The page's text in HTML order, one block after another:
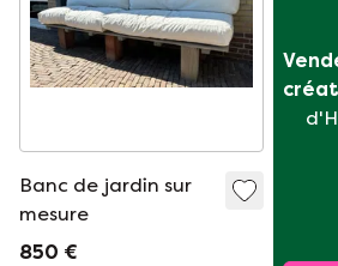
Banc de jardin sur
mesure
850 €